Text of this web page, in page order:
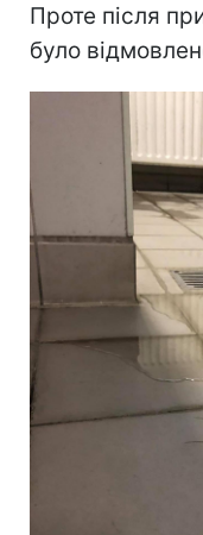
Проте після
було